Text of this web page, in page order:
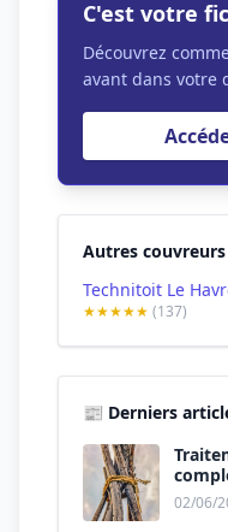
C'est votre
Découvrez
avant dans votre
Autres
Technitoit Le
★★★★★ (137)
📰 Derniers
02/06/